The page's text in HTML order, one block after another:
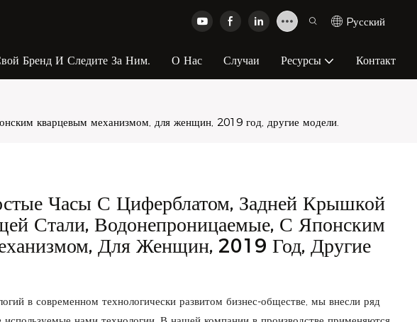
Pусский
Бренд И Следите За Ним. О Нас Случаи Ресурсы Контакт
кварцевым механизмом, для женщин, 2019 год, другие модели.
Часы С Циферблатом, Задней Крышкой
Стали, Водонепроницаемые, С Японским
Для Женщин, 2019 Год, Другие
в современном технологически развитом бизнес-обществе, мы внесли ряд